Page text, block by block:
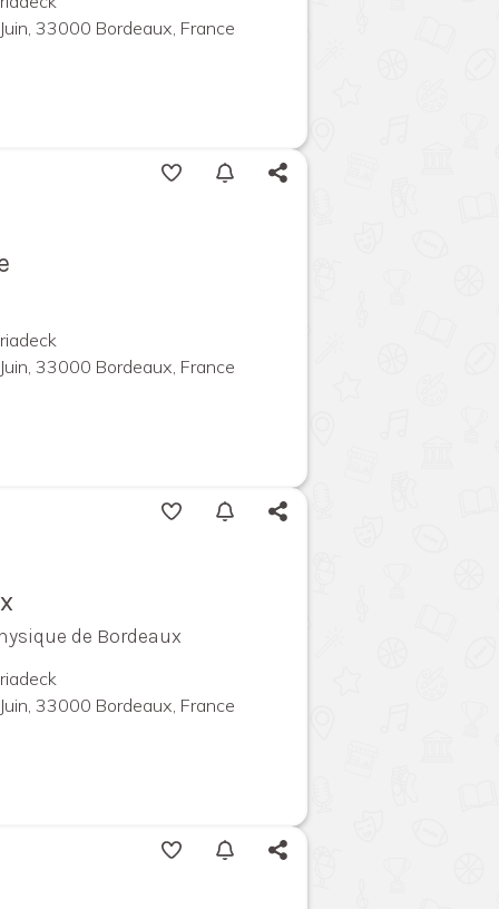
33000 Bordeaux, France
33000 Bordeaux, France
de Bordeaux
33000 Bordeaux, France